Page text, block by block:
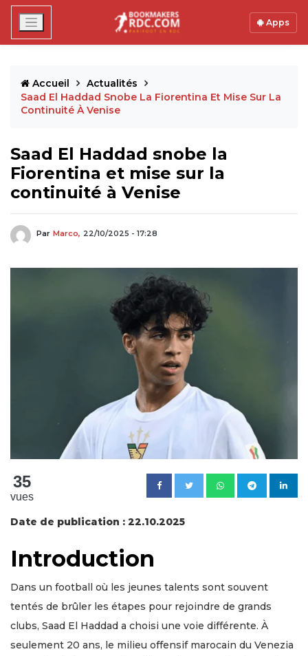
Apps
Accueil
Actualités
Saad El Haddad Snobe La Fiorentina Et Mise Sur La
Continuité À Venise
Saad El Haddad snobe la
Fiorentina et mise sur la
continuité à Venise
Par Marco, 22/10/2025 - 17:28
35
vues
Date de publication : 22.10.2025
Introduction
Dans un football où les jeunes talents sont souvent
tentés de brûler les étapes pour rejoindre de grands
clubs, Saad El Haddad a choisi une voie différente. À
seulement 20 ans, le milieu offensif marocain du Venezia